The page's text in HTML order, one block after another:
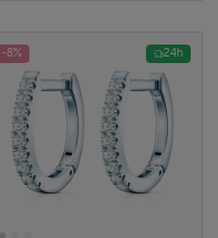
-8% 24h